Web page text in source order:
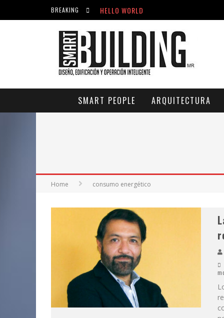
BREAKING
HELLO WORLD
ACICLOVIR EN FARMACIA VIOLÁN:
SMART PEOPLE ARQUITECTURA
Home consumo energético